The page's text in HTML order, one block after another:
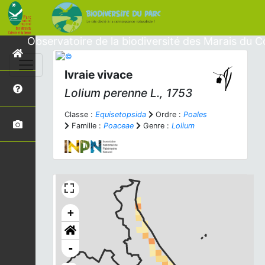
Observatoire de la biodiversité des Marais du
Ivraie vivace
Lolium perenne L., 1753
Classe : Equisetopsida Ordre : Poales
Famille : Poaceae Genre : Lolium
+
-